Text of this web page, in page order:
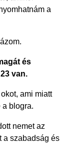
a
és
van.
ami miatt
a blogra.
nemet az
a szabadság és